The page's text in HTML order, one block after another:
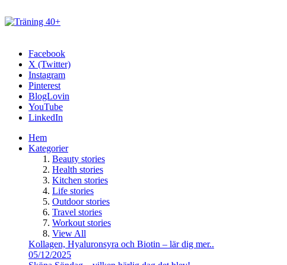
Facebook
X (Twitter)
Instagram
Pinterest
BlogLovin
YouTube
LinkedIn
Hem
Kategorier
Beauty stories
Health stories
Kitchen stories
Life stories
Outdoor stories
Travel stories
Workout stories
View All
Kollagen, Hyaluronsyra och Biotin – lär dig mer..
05/12/2025